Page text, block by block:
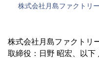
株式会社月島ファクトリー
株式会社月島ファクトリ
取締役：日野 昭宏、以下